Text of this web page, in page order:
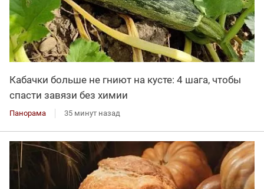
Кабачки больше не гниют на кусте: 4 шага, чтобы
спасти завязи без химии
Панорама 35 минут назад